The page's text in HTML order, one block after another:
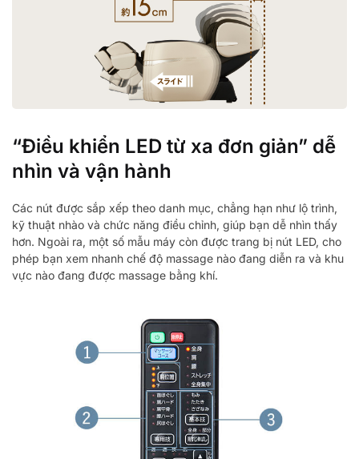
“Điều khiển LED từ xa đơn giản” dễ
nhìn và vận hành
Các nút được sắp xếp theo danh mục, chẳng hạn như lộ trình,
kỹ thuật nhào và chức năng điều chỉnh, giúp bạn dễ nhìn thấy
hơn. Ngoài ra, một số mẫu máy còn được trang bị nút LED, cho
phép bạn xem nhanh chế độ massage nào đang diễn ra và khu
vực nào đang được massage bằng khí.